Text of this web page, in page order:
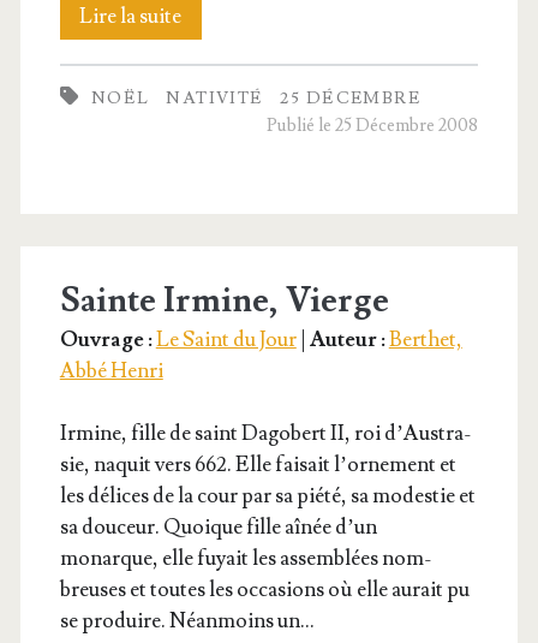
Lire la suiteLa
Nati­
vi­
Seigneur
NOËL NATIVITÉ
25 DÉCEMBRE
Publié le 25 Décembre 2008
Sainte Irmine, Vierge
Ouvrage :Le Saint du Jour| Auteur :Berthet,
Abbé Henri
Irmine, fille de saint Dago­bert II, roi d’Aus­tra­
sie, naquit vers 662. Elle fai­sait l’or­ne­ment et
les délices de la cour par sa pié­té, sa modes­tie et
sa dou­ceur. Quoique fille aînée d’un
monarque, elle fuyait les assem­blées nom­
breuses et toutes les occa­sions où elle aurait pu
se pro­duire. Néan­moins un…